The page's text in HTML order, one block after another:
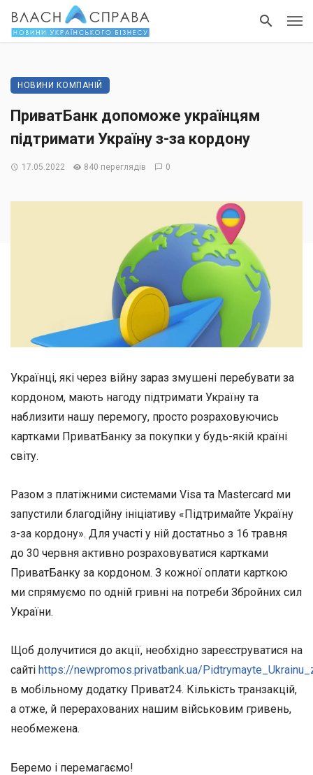
НОВИНИ КОМПАНІЙ
ПриватБанк допоможе українцям
підтримати Україну з-за кордону
17.05.2022 840 переглядів 0
Українці, які через війну зараз змушені перебувати за
кордоном, мають нагоду підтримати Україну та
наблизити нашу перемогу, просто розраховуючись
картками ПриватБанку за покупки у будь-якій країні
світу.
Разом з платіжними системами Visa та Mastercard ми
запустили благодійну ініціативу «Підтримайте Україну
з-за кордону». Для участі у ній достатньо з 16 травня
до 30 червня активно розраховуватися картками
ПриватБанку за кордоном. З кожної оплати карткою
ми спрямуємо по одній гривні на потреби Збройних сил
України.
Щоб долучитися до акції, необхідно зареєструватися на
сайті https://newpromos.privatbank.ua/
в мобільному додатку Приват24. Кількість транзакцій,
а отже, й перерахованих нашим військовим гривень,
необмежена.
Беремо і перемагаємо!